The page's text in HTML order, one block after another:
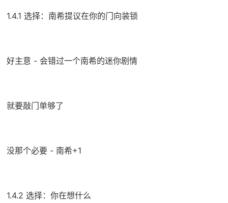
1.4.1 选择：南希提议在你的门向装锁
好主意 - 会错过一个南希的迷你剧情
就要敲门单够了
没那个必要 - 南希+1
1.4.2 选择：你在想什么